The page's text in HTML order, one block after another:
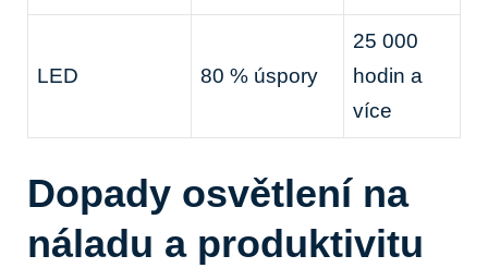
LED 80 % úspory
25 000
hodin a
více
Dopady osvětlení na
náladu a produktivitu